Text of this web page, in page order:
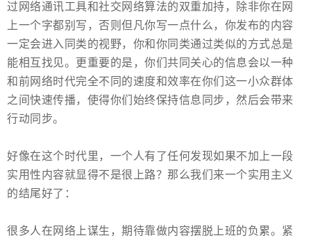
过网络通讯工具和社交网络算法的双重加持，除非你在网
上一个字都别写，否则但凡你写一点什么，你发布的内容
一定会进入同类的视野，你和你同类通过类似的方式总是
能相互找见。更重要的是，你们共同关心的信息会以一种
和前网络时代完全不同的速度和效率在你们这一小众群体
之间快速传播，使得你们始终保持信息同步，然后会带来
行动同步。
好像在这个时代里，一个人有了任何发现如果不加上一段
实用性内容就显得不是很上路？那么我们来一个实用主义
的结尾好了：
很多人在网络上谋生，期待靠做内容摆脱上班的负累。紧